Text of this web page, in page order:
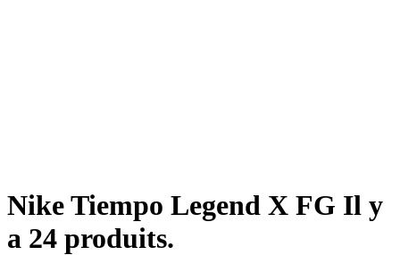
Nike Tiempo Legend X FG Il y
a 24 produits.